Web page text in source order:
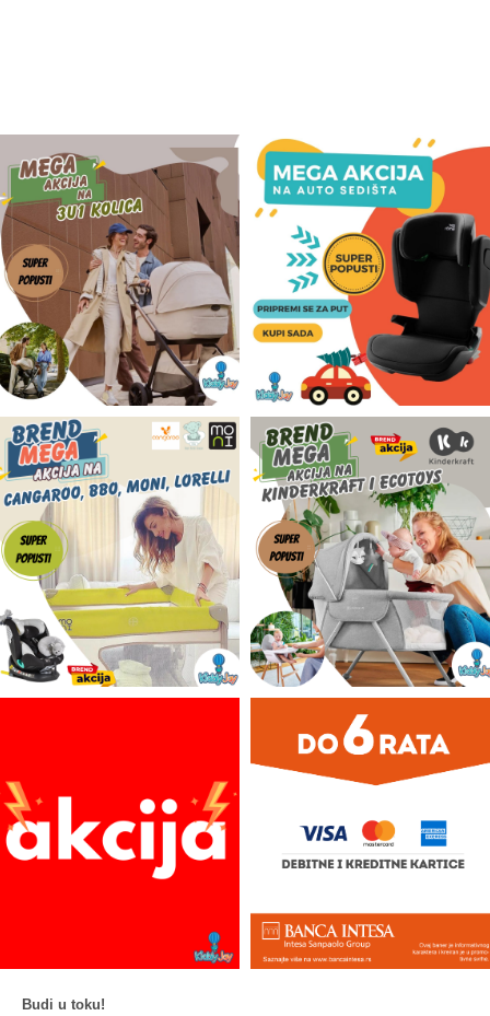
AKCIJA
Prodavnica
Call Centar
011 438 1 000
Budi u toku!